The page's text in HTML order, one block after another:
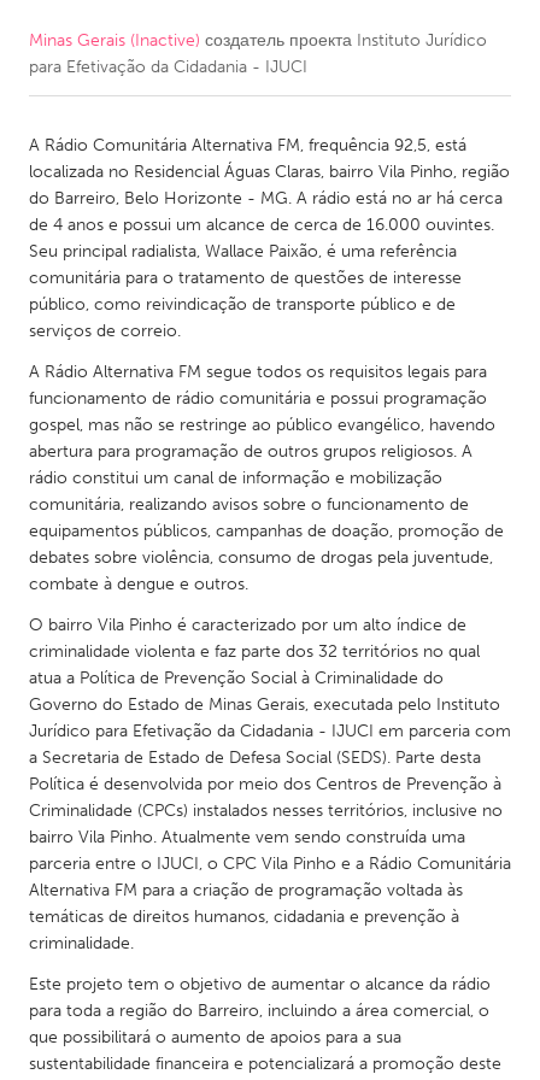
CANADA
Newmarket
Ottawa
South Shore
Toronto
MALAYSIA
Kuala Lumpur
NETHERLANDS
Leiden
Rotterdam
Utrecht
QATAR
Qatar
SINGAPORE
Singapore
UNITED KINGDOM
Glasgow
UNITED STATES
Ann Arbor, MI
Austin, TX
Baltimore, MD
Burlingame-San Mateo, CA
Cass Clay
Chicago, IL
Detroit, MI
Durham, NC
Minas Gerais (Inactive) создатель проекта Instituto Jurídico
para Efetivação da Cidadania - IJUCI
A Rádio Comunitária Alternativa FM, frequência 92,5, está
localizada no Residencial Águas Claras, bairro Vila Pinho, região
do Barreiro, Belo Horizonte - MG. A rádio está no ar há cerca
de 4 anos e possui um alcance de cerca de 16.000 ouvintes.
Seu principal radialista, Wallace Paixão, é uma referência
comunitária para o tratamento de questões de interesse
público, como reivindicação de transporte público e de
serviços de correio.
A Rádio Alternativa FM segue todos os requisitos legais para
funcionamento de rádio comunitária e possui programação
gospel, mas não se restringe ao público evangélico, havendo
abertura para programação de outros grupos religiosos. A
rádio constitui um canal de informação e mobilização
comunitária, realizando avisos sobre o funcionamento de
equipamentos públicos, campanhas de doação, promoção de
debates sobre violência, consumo de drogas pela juventude,
combate à dengue e outros.
O bairro Vila Pinho é caracterizado por um alto índice de
criminalidade violenta e faz parte dos 32 territórios no qual
atua a Política de Prevenção Social à Criminalidade do
Governo do Estado de Minas Gerais, executada pelo Instituto
Jurídico para Efetivação da Cidadania - IJUCI em parceria com
a Secretaria de Estado de Defesa Social (SEDS). Parte desta
Política é desenvolvida por meio dos Centros de Prevenção à
Criminalidade (CPCs) instalados nesses territórios, inclusive no
bairro Vila Pinho. Atualmente vem sendo construída uma
parceria entre o IJUCI, o CPC Vila Pinho e a Rádio Comunitária
Alternativa FM para a criação de programação voltada às
temáticas de direitos humanos, cidadania e prevenção à
criminalidade.
Este projeto tem o objetivo de aumentar o alcance da rádio
para toda a região do Barreiro, incluindo a área comercial, o
que possibilitará o aumento de apoios para a sua
sustentabilidade financeira e potencializará a promoção deste